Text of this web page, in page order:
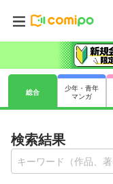
総合
少年・青年
マンガ
検索結果